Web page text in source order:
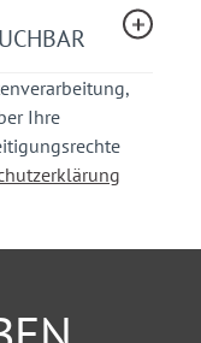
(Umsetzung)
über die
einer
Ihre